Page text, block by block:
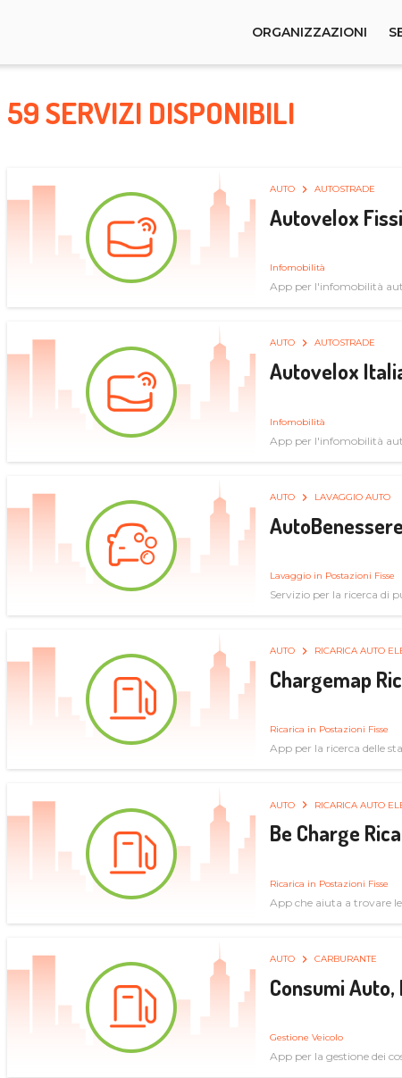
ORGANIZZAZIONI
59 SERVIZI DISPONIBILI
AUTO AUTOSTRADE
Autovelox
Infomobilità
App per l'infomobilità
AUTO AUTOSTRADE
Autovelox
Infomobilità
App per l'infomobilità
AUTO LAVAGGIO AUTO
Lavaggio in Postazioni Fisse
Servizio per la ricerca di
AUTO RICARICA AUTO
Chargemap
Ricarica in Postazioni Fisse
App per la ricerca delle
AUTO RICARICA AUTO
Be Charge
Ricarica in Postazioni Fisse
App che aiuta a trovare
AUTO CARBURANTE
Consumi
Gestione Veicolo
App per la gestione dei